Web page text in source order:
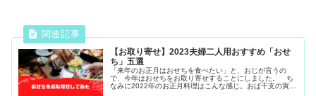
【お取り寄せ】2023夫婦二人用おすすめ「おせ
ち」五選
「来年のお正月はおせちを食べたい」と、おじが言うの
で、今年はおせちをお取り寄せすることにしました。 ち
なみに2022年のお正月料理はこんな感じ。おば干支の寅柄